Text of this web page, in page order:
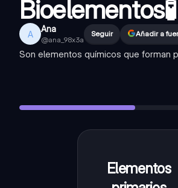
Bioelementos🧪
A Ana
@ana_98x3a
Seguir Añadir a
Son elementos químicos que forman
Elementos
C(Carbono)
H(Hidrógeno)
Elementos Secundarios—
—F(flúor) Fe(Hierro)
Son los elementos